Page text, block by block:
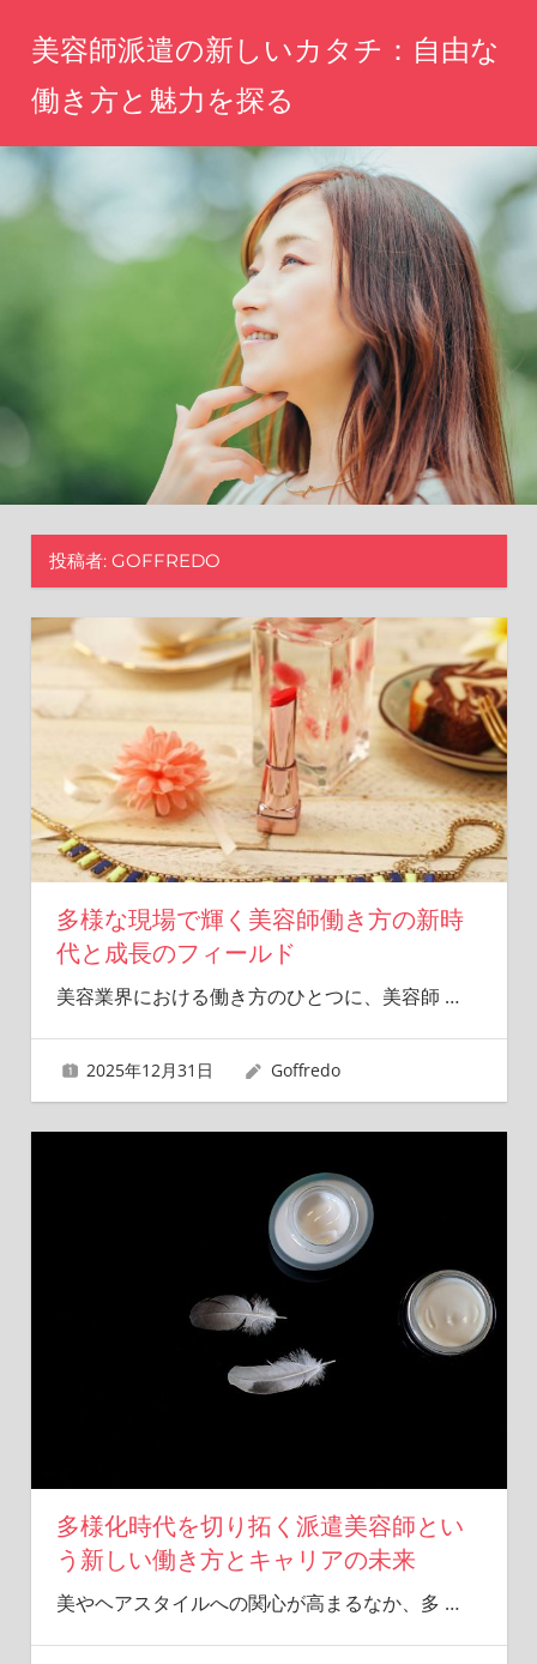
ツ
ス
美容師派遣の新しいカタチ：自由な
働き方と魅力を探る
分
し
す
新
な
択
肢
見
う！
投稿者: GOFFREDO
多様な現場で輝く美容師働き方の新時
代と成長のフィールド
美容業界における働き方のひとつに、美容師 …
2025年12月31日 Goffredo
多様化時代を切り拓く派遣美容師とい
う新しい働き方とキャリアの未来
美やヘアスタイルへの関心が高まるなか、多 …